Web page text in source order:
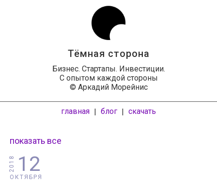
Тёмная сторона
Бизнес. Стартапы. Инвестиции.
С опытом каждой стороны
© Аркадий Морейнис
главная | блог | скачать
показать все
12
ОКТЯБРЯ
2018